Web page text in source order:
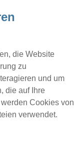
die Website
zu
und um
die auf Ihre
Cookies von
verwendet.
Profil